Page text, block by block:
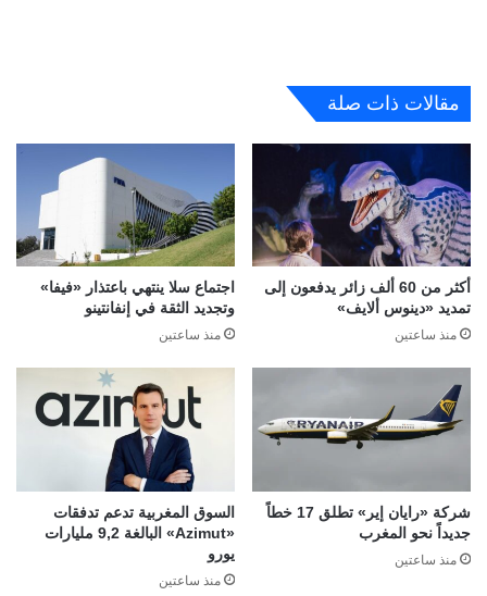
مقالات ذات صلة
أكثر من 60 ألف زائر يدفعون إلى
تمديد «دينوس ألايف»
منذ ساعتين
اجتماع سلا ينتهي باعتذار «فيفا»
وتجديد الثقة في إنفانتينو
منذ ساعتين
شركة «رايان إير» تطلق 17 خطاً
جديداً نحو المغرب
منذ ساعتين
السوق المغربية تدعم تدفقات
«Azimut» البالغة 9,2 مليارات
يورو
منذ ساعتين